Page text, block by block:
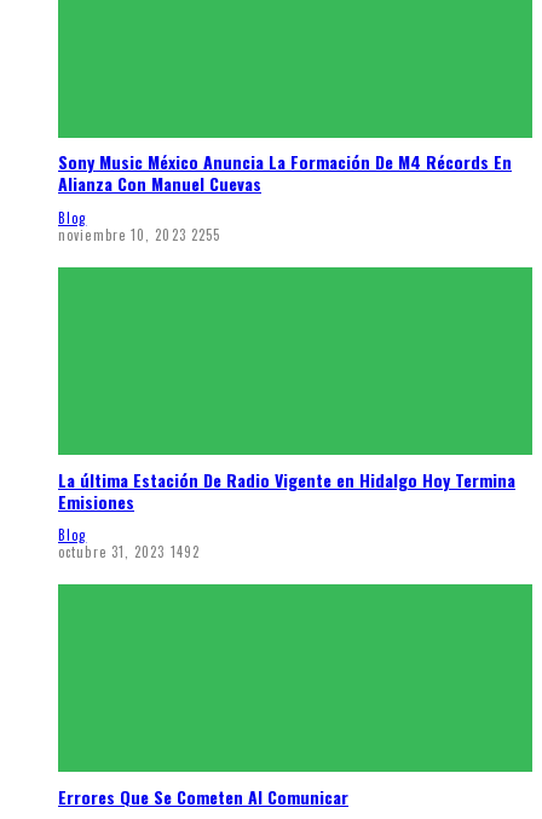
Sony Music México Anuncia La Formación De M4 Récords En
Alianza Con Manuel Cuevas
Blog
noviembre 10, 2023 2255
La última Estación De Radio Vigente en Hidalgo Hoy Termina
Emisiones
Blog
octubre 31, 2023 1492
Errores Que Se Cometen Al Comunicar